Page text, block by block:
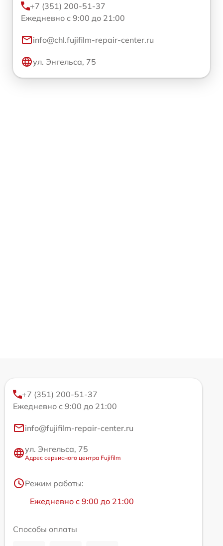
+7 (351) 200-51-37
Ежедневно с 9:00 до 21:00
info@chl.fujifilm-repair-center.ru
ул. Энгельса, 75
+7 (351) 200-51-37
Ежедневно с 9:00 до 21:00
info@fujifilm-repair-center.ru
ул. Энгельса, 75
Адрес сервисного центра Fujifilm
Режим работы:
Ежедневно с 9:00 до 21:00
Способы оплаты